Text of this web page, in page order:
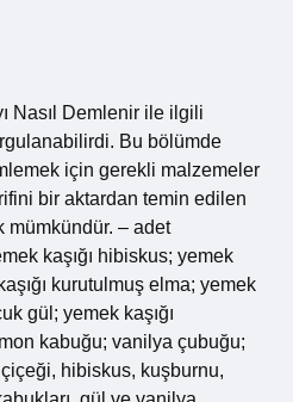
Nasıl Demlenir ile ilgili
Bu bölümde
için gerekli malzemeler
bir aktardan temin edilen
mümkündür. – adet
kaşığı hibiskus; yemek
kurutulmuş elma; yemek
gül; yemek kaşığı
kabuğu; vanilya çubuğu;
hibiskus, kuşburnu,